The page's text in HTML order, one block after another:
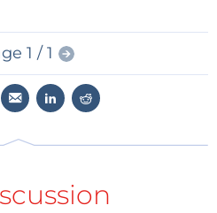
vos yeux ne se poseront
mais sur un écran en
1 / 1